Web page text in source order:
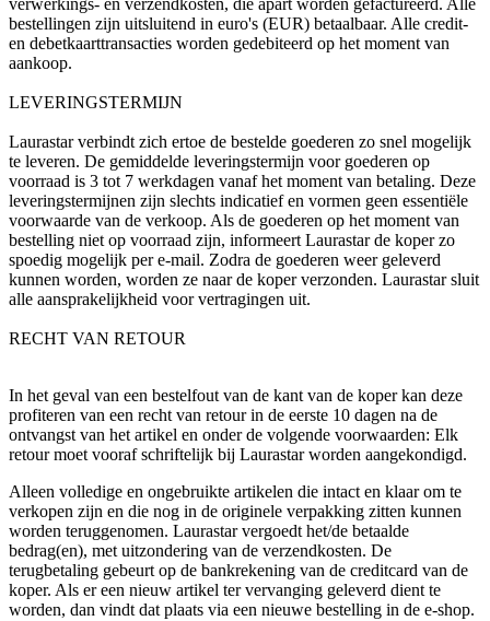
verwerkings- en verzendkosten, die apart worden gefactureerd. Alle
bestellingen zijn uitsluitend in euro's (EUR) betaalbaar. Alle credit-
en debetkaarttransacties worden gedebiteerd op het moment van
aankoop.
LEVERINGSTERMIJN
Laurastar verbindt zich ertoe de bestelde goederen zo snel mogelijk
te leveren. De gemiddelde leveringstermijn voor goederen op
voorraad is 3 tot 7 werkdagen vanaf het moment van betaling. Deze
leveringstermijnen zijn slechts indicatief en vormen geen essentiële
voorwaarde van de verkoop. Als de goederen op het moment van
bestelling niet op voorraad zijn, informeert Laurastar de koper zo
spoedig mogelijk per e-mail. Zodra de goederen weer geleverd
kunnen worden, worden ze naar de koper verzonden. Laurastar sluit
alle aansprakelijkheid voor vertragingen uit.
RECHT VAN RETOUR
In het geval van een bestelfout van de kant van de koper kan deze
profiteren van een recht van retour in de eerste 10 dagen na de
ontvangst van het artikel en onder de volgende voorwaarden: Elk
retour moet vooraf schriftelijk bij Laurastar worden aangekondigd.
Alleen volledige en ongebruikte artikelen die intact en klaar om te
verkopen zijn en die nog in de originele verpakking zitten kunnen
worden teruggenomen. Laurastar vergoedt het/de betaalde
bedrag(en), met uitzondering van de verzendkosten. De
terugbetaling gebeurt op de bankrekening van de creditcard van de
koper. Als er een nieuw artikel ter vervanging geleverd dient te
worden, dan vindt dat plaats via een nieuwe bestelling in de e-shop.